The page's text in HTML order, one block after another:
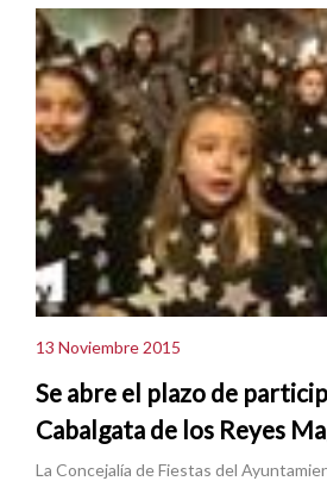
13 Noviembre 2015
Se abre el plazo de
Cabalgata de los Reyes
La Concejalía de Fiestas del